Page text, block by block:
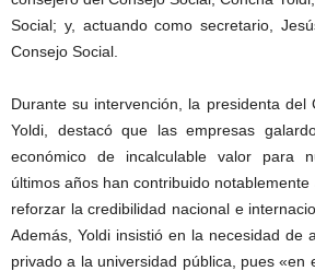
Social; y, actuando como secretario,
Consejo Social.
Durante su intervención, la presidenta del
Yoldi, destacó que las empresas
económico de incalculable valor para
últimos años han contribuido
reforzar la credibilidad nacional e
Además, Yoldi insistió en la necesidad de
privado a la universidad pública, pues «en